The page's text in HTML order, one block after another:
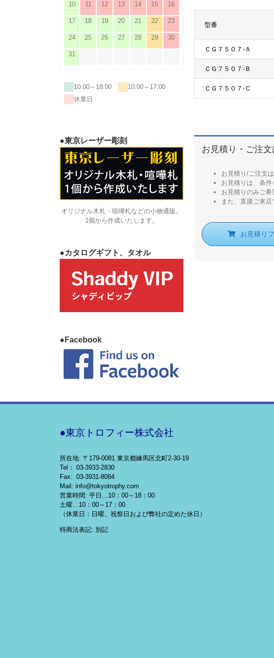
型番
ＣＧ７５０７-Ａ
ＣＧ７５０７-Ｂ
ＣＧ７５０７-Ｃ
お見積り・ご注文
お見積り/ご注文
お見積りは、条
お見積りのみご
また、直接ご来
お見積り
10 11 12 13 14 15 16
17 18 19 20 21 22 23
24 25 26 27 28 29 30
31
10:00～18:00
10:00～17:00
休業日
●東京レーザー彫刻
オリジナル木札・喧嘩札などの小物通販。
1個から作成いたします。
●カタログギフト、タオル
●Facebook
●東京トロフィー株式会社
所在地: 〒179-0081 東京都練馬区北町2-30-19
Tel： 03-3933-2830
Fax: 03-3931-8084
Mail: info@tokyotrophy.com
営業時間: 平日…10：00～18：00
土曜…10：00～17：00
（休業日：日曜、祝祭日および弊社の定めた休日）
特商法表記: 別記